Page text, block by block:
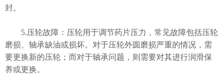
封。
5.压轮故障：压轮用于调节药片压力，常见故障包括压轮
磨损、轴承缺油或损坏。对于压轮外圆磨损严重的情况，需
要更换新的压轮；而对于轴承问题，则需要对其进行润滑保
养或更换。